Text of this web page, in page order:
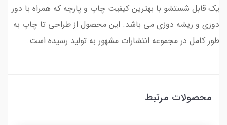
یک قابل شستشو با بهترین کیفیت چاپ و پارچه که همراه با دور
دوزی و ریشه دوزی می باشد. این محصول از طراحی تا چاپ به
طور کامل در مجموعه انتشارات مشهور به تولید رسیده است.
محصولات مرتبط